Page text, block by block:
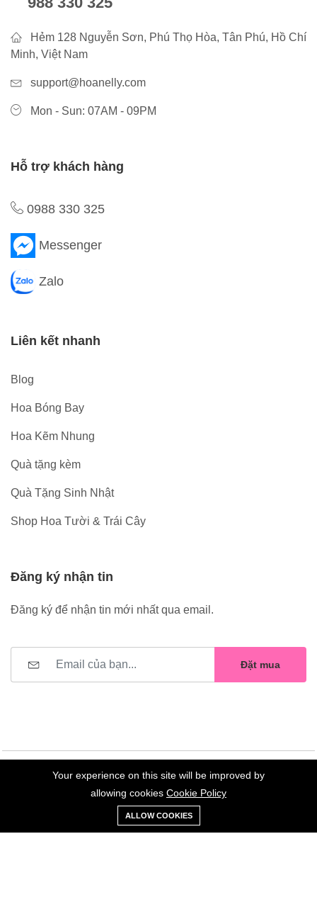
Hẻm 128 Nguyễn Sơn, Phú Thọ Hòa, Tân Phú, Hồ Chí
Minh, Việt Nam
support@hoanelly.com
Mon - Sun: 07AM - 09PM
Hỗ trợ khách hàng
0988 330 325
Messenger
Zalo
Liên kết nhanh
Blog
Hoa Bóng Bay
Hoa Kẽm Nhung
Quà tặng kèm
Quà Tặng Sinh Nhật
Shop Hoa Tười & Trái Cây
Đăng ký nhận tin
Đăng ký để nhận tin mới nhất qua email.
Đặt mua
©2023 Hoa Nelly . All Rights Reserved.
0
Xe
đẩy
Danh sách
yêu thích
Your experience on this site will be improved by
allowing cookies Cookie Policy
ALLOW COOKIES